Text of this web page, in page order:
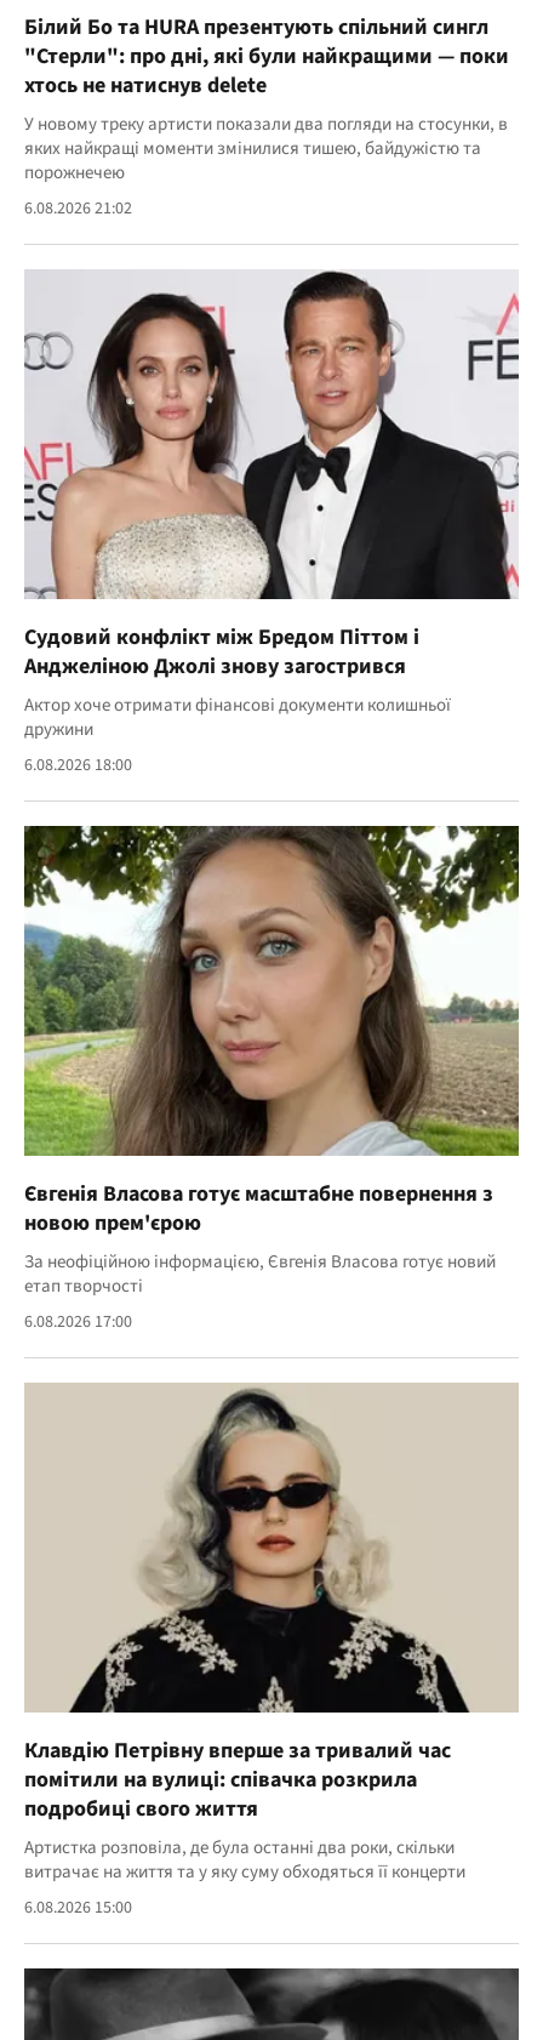
Білий Бо та HURA презентують спільний сингл
"Стерли": про дні, які були найкращими — поки
хтось не натиснув delete
У новому треку артисти показали два погляди на стосунки, в
яких найкращі моменти змінилися тишею, байдужістю та
порожнечею
6.08.2026 21:02
Судовий конфлікт між Бредом Піттом і
Анджеліною Джолі знову загострився
Актор хоче отримати фінансові документи колишньої
дружини
6.08.2026 18:00
Євгенія Власова готує масштабне повернення з
новою прем'єрою
За неофіційною інформацією, Євгенія Власова готує новий
етап творчості
6.08.2026 17:00
Клавдію Петрівну вперше за тривалий час
помітили на вулиці: співачка розкрила
подробиці свого життя
Артистка розповіла, де була останні два роки, скільки
витрачає на життя та у яку суму обходяться її концерти
6.08.2026 15:00